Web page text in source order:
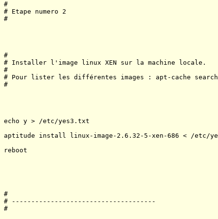
#
# Etape numero 2
#
#
# Installer l'image linux XEN sur la machine locale.
#
# Pour lister les différentes images : apt-cache
#
echo y > /etc/yes3.txt
aptitude install linux-image-2.6.32-5-xen-686 < /etc/
reboot
#
# -------------------------------------
#